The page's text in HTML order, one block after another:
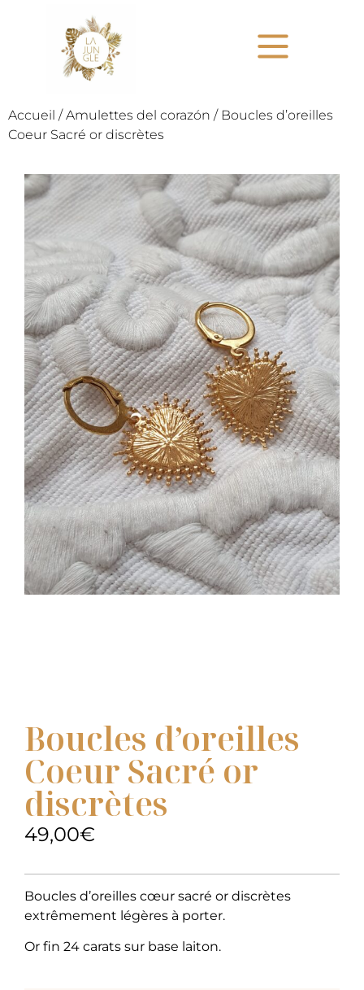
Accueil /Amulettes del corazón / Boucles d’oreilles
Coeur Sacré or discrètes
Boucles d’oreilles
Coeur Sacré or
discrètes
49,00€
Boucles d’oreilles cœur sacré or discrètes
extrêmement légères à porter.
Or fin 24 carats sur base laiton.